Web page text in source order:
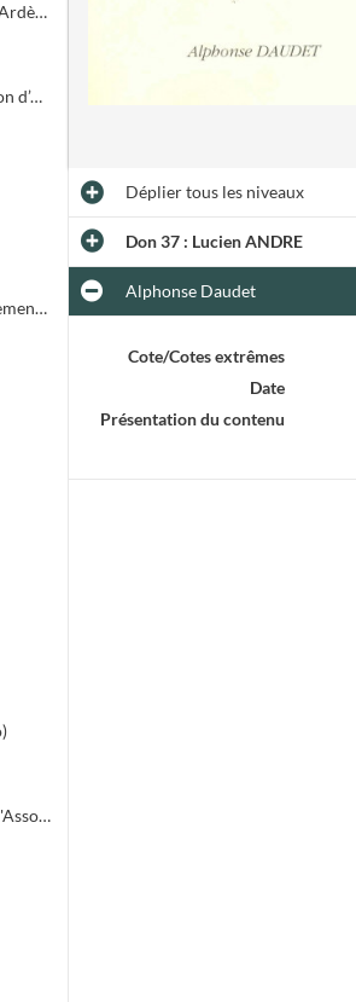
A.D.E.S.A.C. (Aide au développement économique du Sud Ardèche et des Cévennes)
A.D.I.R.R.A (Association pour le développement de la région d’Alès)
A.I.D.R.A.(Association Intercommunale pour le Développement de la Région d'Alès)
Le vieil Alais disparu (fac-similés de documents rares par l'Association des Amis du vieil Alais)
Dépliertous les niveaux
Don 37 : Lucien ANDRE
Alphonse Daudet
Cote/Cotes extrêmes
Date
Présentation du contenu